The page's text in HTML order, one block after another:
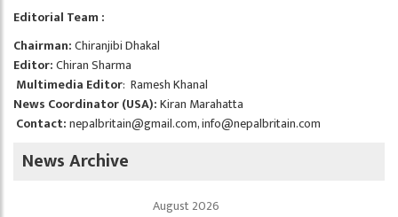
Editorial Team :
Chairman:Chiranjibi Dhakal
Editor:Chiran Sharma
Multimedia Editor: Ramesh Khanal
News Coordinator (USA):Kiran Marahatta
Contact:nepalbritain@gmail.com,info@nepalbritain.com
News Archive
August 2026